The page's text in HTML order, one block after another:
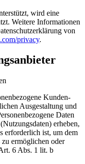
wird eine
Weitere Informationen
von
privacy.
Kunden-
Ausgestaltung und
Daten
erheben,
erforderlich ist, um dem
ermöglichen oder
6 Abs. 1 lit. b